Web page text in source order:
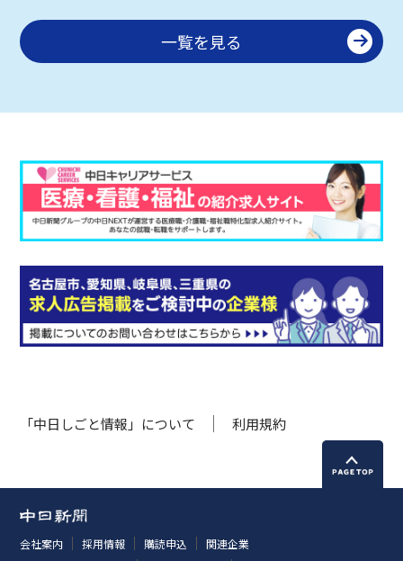
一覧を見る
「中日しごと情報」について 利用規約
会社案内 採用情報 購読申込
関連企業